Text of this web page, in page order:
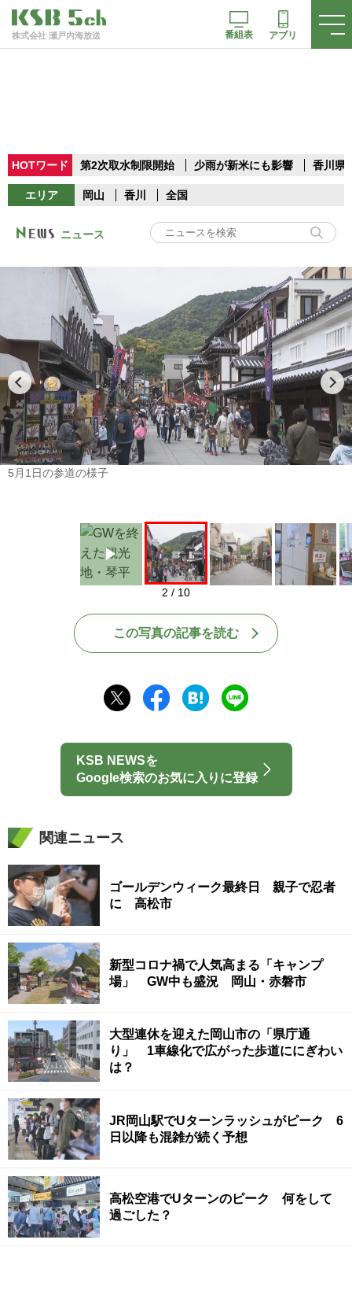
株式会社 瀬戸内海放送 番組表 アプリ
HOTワード 第2次取水制限開始 少雨が新米にも影響 香川県
エリア 岡山 香川 全国
ニュース
Play
5月1日の参道の様子
2 / 10
この写真の記事を読む
KSB NEWSを
Google検索のお気に入りに登録
関連ニュース
ゴールデンウィーク最終日 親子で忍者
に 高松市
新型コロナ禍で人気高まる「キャンプ
場」 GW中も盛況 岡山・赤磐市
大型連休を迎えた岡山市の「県庁通
り」 1車線化で広がった歩道ににぎわい
は？
JR岡山駅でUターンラッシュがピーク 6
日以降も混雑が続く予想
高松空港でUターンのピーク 何をして
過ごした？